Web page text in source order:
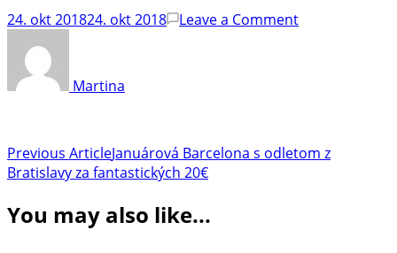
24. okt 201824. okt 2018 Leave a Commenton
Martina
Post
Navigation
Previous ArticleJanuárová Barcelona s odletom z
Bratislavy za fantastických 20€
You may also like...